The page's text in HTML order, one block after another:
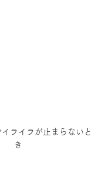
ライラが止まらないと
き